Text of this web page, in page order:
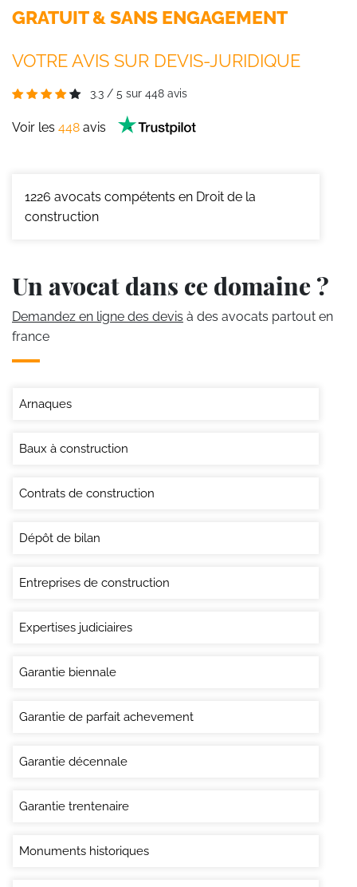
GRATUIT & SANS ENGAGEMENT
VOTRE AVIS SUR DEVIS-JURIDIQUE
3.3 / 5 sur 448 avis
Voir les 448 avis
1226 avocats compétents en Droit de la
construction
Un avocat dans ce domaine ?
Demandez en ligne des devis à des avocats partout en
france
Arnaques
Baux à construction
Contrats de construction
Dépôt de bilan
Entreprises de construction
Expertises judiciaires
Garantie biennale
Garantie de parfait achevement
Garantie décennale
Garantie trentenaire
Monuments historiques